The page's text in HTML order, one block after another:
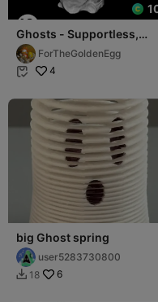
Ghosts - Supportless,
printinplace
ForTheGoldenEgg
 4
big Ghost spring
user5283730800
 18 6